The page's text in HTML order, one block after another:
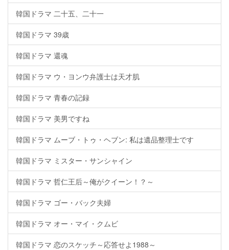
韓国ドラマ 二十五、二十一
韓国ドラマ 39歳
韓国ドラマ 還魂
韓国ドラマ ウ・ヨンウ弁護士は天才肌
韓国ドラマ 青春の記録
韓国ドラマ 美男ですね
韓国ドラマ ムーブ・トゥ・ヘブン: 私は遺品整理士です
韓国ドラマ ミスター・サンシャイン
韓国ドラマ 哲仁王后～俺がクイーン！？～
韓国ドラマ ゴー・バック夫婦
韓国ドラマ オー・マイ・クムビ
韓国ドラマ 恋のスケッチ～応答せよ1988～